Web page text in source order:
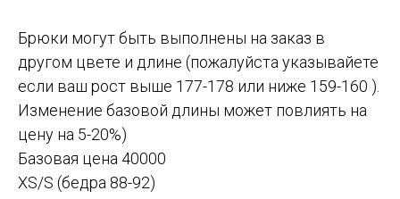
Брюки могут быть выполнены на заказ в
другом цвете и длине (пожалуйста указывайете
если ваш рост выше 177-178 или ниже 159-160 ).
Изменение базовой длины может повлиять на
цену на 5-20%)
Базовая цена 40000
XS/S (бедра 88-92)